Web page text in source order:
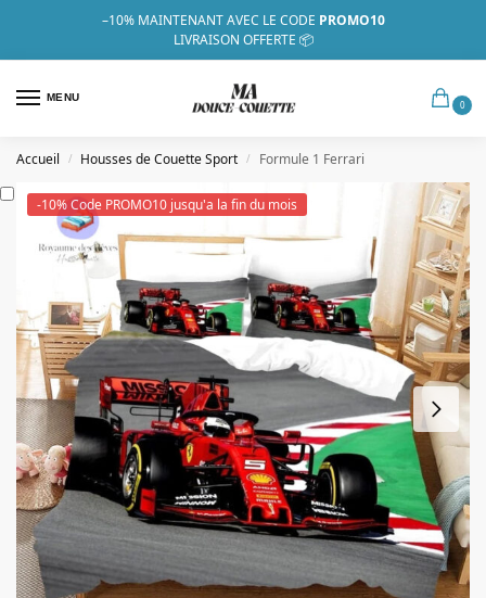
–10% MAINTENANT AVEC LE CODE PROMO10
LIVRAISON OFFERTE 📦
MENU
0
Accueil / Housses de Couette Sport / Formule 1 Ferrari
-10% Code PROMO10 jusqu'a la fin du mois